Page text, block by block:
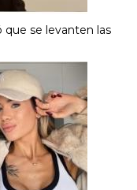
que se levanten las